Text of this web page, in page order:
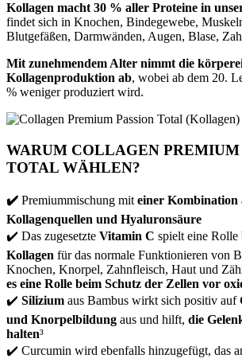
Kollagen macht 30 % aller Proteine in
findet sich in Knochen, Bindegewebe,
Blutgefäßen, Darmwänden, Augen, Blase,
Mit zunehmendem Alter nimmt die
Kollagenproduktion ab, wobei ab dem 20.
% weniger produziert wird.
WARUM COLLAGEN PREMIUM
TOTAL WÄHLEN?
✔️ Premiummischung miteiner Kombination
Kollagenquellen und Hyaluronsäure
✔️ Das zugesetzte Vitamin C spielt eine Rolle
Kollagen für das normale Funktionieren von
Knochen, Knorpel, Zahnfleisch, Haut und
es eine Rolle beim Schutz der Zellen vor
✔️ Silizium aus Bambus wirkt sich positiv auf
und Knorpelbildung aus und hilft, die
halten³
✔️ Curcumin wird ebenfalls hinzugefügt, das